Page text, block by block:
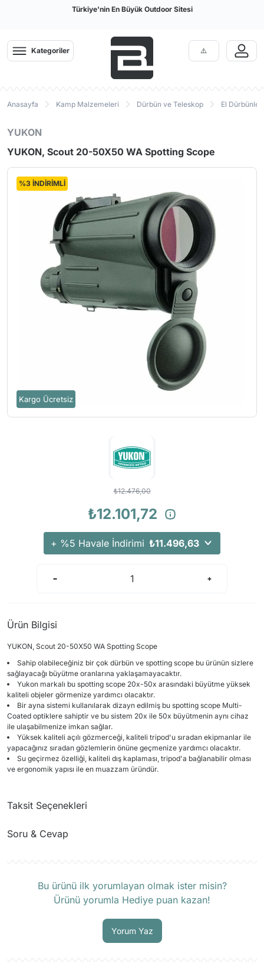
Türkiye'nin En Büyük Outdoor Sitesi
Kategoriler
Anasayfa Kamp Malzemeleri Dürbün ve Teleskop El Dürbünleri
YUKON
YUKON, Scout 20-50X50 WA Spotting Scope
Kargo Ücretsiz
%3 İNDİRİMLİ
₺12.476,00
₺12.101,72
+ %5 Havale İndirimi ₺11.496,63
Ürün Bilgisi
YUKON, Scout 20-50X50 WA Spotting Scope
Sahip olabileceğiniz bir çok dürbün ve spotting scope bu ürünün sizlere
sağlayacağı büyütme oranlarına yaklaşamayacaktır.
Yukon markalı bu spotting scope 20x-50x arasındaki büyütme yüksek
kaliteli objeler görmenize yardımcı olacaktır.
Bir ayna sistemi kullanılarak dizayn edilmiş bu spotting scope Multi-
Coated optiklere sahiptir ve bu sistem 20x ile 50x büyütmenin aynı cihaz
ile ulaşabilmenize imkan sağlar.
Yüksek kaliteli açılı gözmerceği, kaliteli tripod'u sıradan ekipmanlar ile
yapacağınız sıradan gözlemlerin önüne geçmenize yardımcı olacaktır.
Su geçirmez özelliği, kaliteli dış kaplaması, tripod'a bağlanabilir olması
ve ergonomik yapısı ile en muazzam üründür.
Taksit Seçenekleri
Soru & Cevap
Bu ürünü ilk yorumlayan olmak ister misin?
Ürünü yorumla Hediye puan kazan!
Yorum Yaz